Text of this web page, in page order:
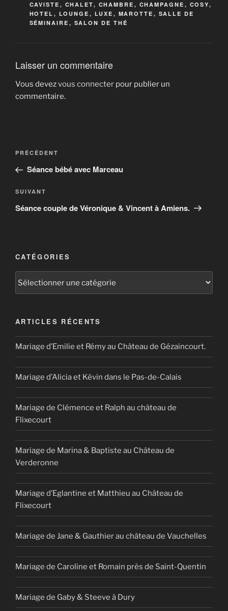
CAVISTE , CHALET, CHAMBRE , CHAMPAGNE , COSY,
HOTEL , LOUNGE , LUXE , MAROTTE , SALLE DE
SÉMINAIRE , SALON DE THÉ
Laisser un commentaire
Vous devezvous connecter pour publier un
commentaire.
Navigation
l’article
Article
précédent
PRÉCÉDENT
Séance bébé avec Marceau
Article
suivant
SUIVANT
Séance couple de Véronique & Vincent à Amiens.
CATÉGORIES
Catégories
ARTICLES RÉCENTS
Mariage d’Emilie et Rémy au Château de Gézaincourt.
Mariage d’Alicia et Kévin dans le Pas-de-Calais
Mariage de Clémence et Ralph au château de
Flixecourt
Mariage de Marina & Baptiste au Château de
Verderonne
Mariage d’Eglantine et Matthieu au Château de
Flixecourt
Mariage de Jane & Gauthier au château de Vauchelles
Mariage de Caroline et Romain près de Saint-Quentin
Mariage de Gaby & Steeve à Dury